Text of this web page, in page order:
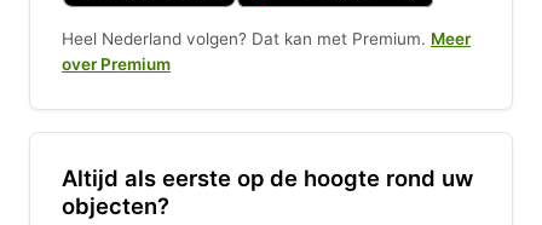
Heel Nederland volgen? Dat kan met Premium. Meer
over Premium
Altijd als eerste op de hoogte rond uw
objecten?